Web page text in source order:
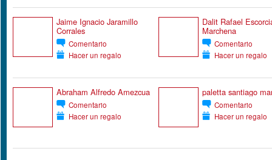
Jaime Ignacio Jaramillo
Corrales
Comentario
Hacer un regalo
Dalit Rafael
Marchena
Comentario
Hacer un regalo
Abraham Alfredo Amezcua
Comentario
Hacer un regalo
paletta santiago
Comentario
Hacer un regalo